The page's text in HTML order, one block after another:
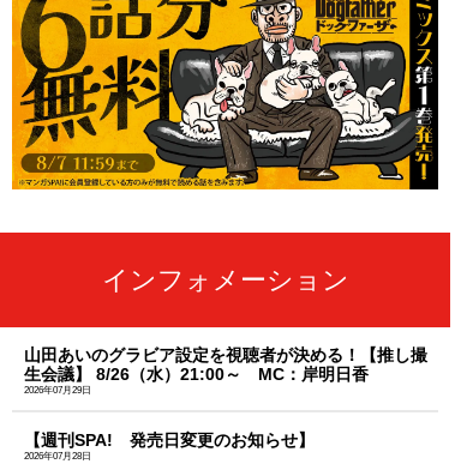
インフォメーション
山田あいのグラビア設定を視聴者が決める！【推し撮
生会議】 8/26（水）21:00～ MC：岸明日香
2026年07月29日
【週刊SPA! 発売日変更のお知らせ】
2026年07月28日